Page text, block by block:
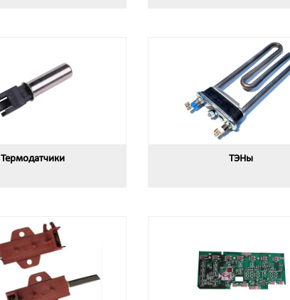
Термодатчики ТЭНы